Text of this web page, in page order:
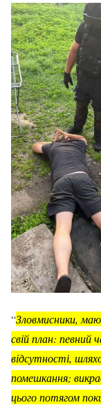
“Зловмисники,
свій план: певний
відсутності,
помешкання;
цього потягом